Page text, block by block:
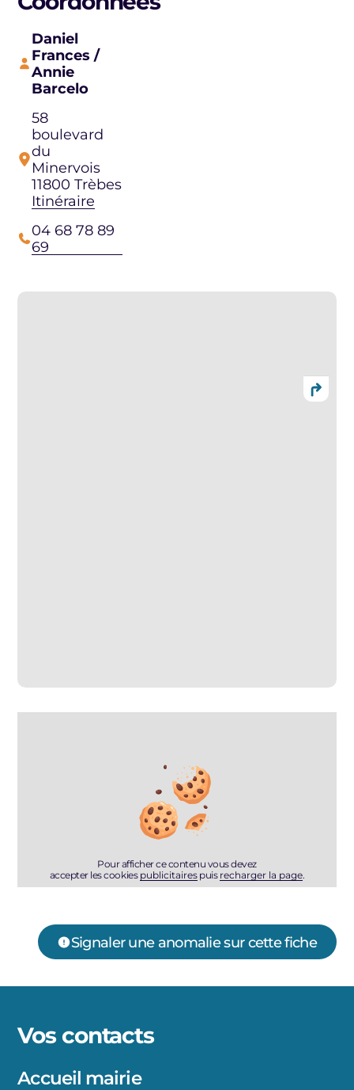
Daniel
Frances /
Annie
Barcelo
58
boulevard
du
Minervois
11800 Trèbes
Itinéraire
04 68 78 89
69
Pour afficher ce contenu vous devez
accepter les cookies publicitairespuis recharger la page.
Signaler une anomalie sur cette fiche
Vos contacts
Accueil mairie